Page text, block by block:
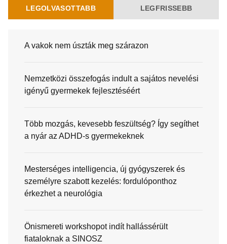
LEGOLVASOTTABB LEGFRISSEBB
A vakok nem úszták meg szárazon
Nemzetközi összefogás indult a sajátos nevelési
igényű gyermekek fejlesztéséért
Több mozgás, kevesebb feszültség? Így segíthet
a nyár az ADHD-s gyermekeknek
Mesterséges intelligencia, új gyógyszerek és
személyre szabott kezelés: fordulóponthoz
érkezhet a neurológia
Önismereti workshopot indít hallássérült
fiataloknak a SINOSZ